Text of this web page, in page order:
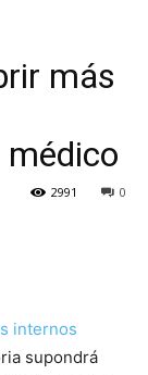
más
médico
0
2991
internos
supondrá